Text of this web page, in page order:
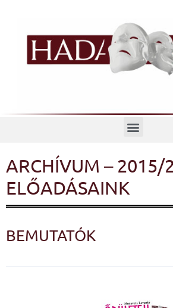
Menü
ARCHÍVUM – 2015/
ELŐADÁSAINK
BEMUTATÓK